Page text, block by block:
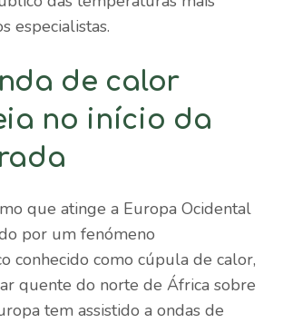
especialistas.
de calor
no início da
que atinge a Europa Ocidental
por um fenómeno
conhecido como cúpula de calor,
quente do norte de África sobre
tem assistido a ondas de